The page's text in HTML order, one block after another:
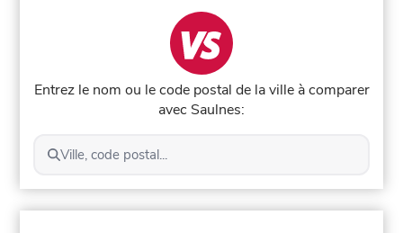
Entrez le nom ou le code postal de la ville à comparer
avec Saulnes:
Ville, code postal...